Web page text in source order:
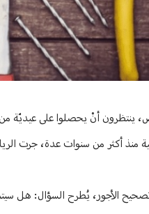
ينتظرون أنْ يحصلوا على عيديّة
منذ أكثر من سنوات عدة، جرت
تصحيح الأجور، يُطرح السؤال: